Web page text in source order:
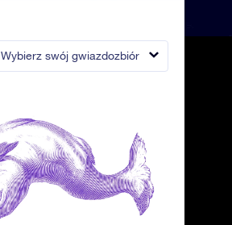
Wybierz swój gwiazdozbiór